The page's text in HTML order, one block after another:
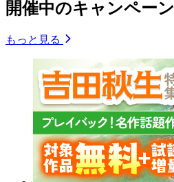
開催中のキャンペーン
もっと見る